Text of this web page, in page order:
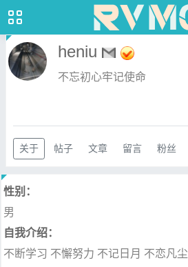
heniu
不忘初心牢记使命
关于 帖子 文章 留言 粉丝
性别：
男
自我介绍：
不断学习 不懈努力 不记日月 不恋凡尘